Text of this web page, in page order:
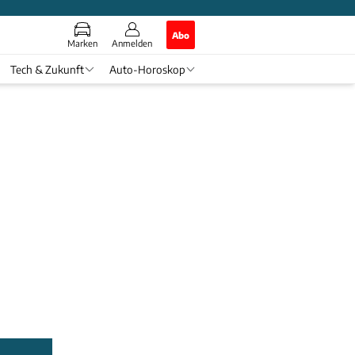
Marken Anmelden
Abo
Tech & Zukunft Auto-Horoskop